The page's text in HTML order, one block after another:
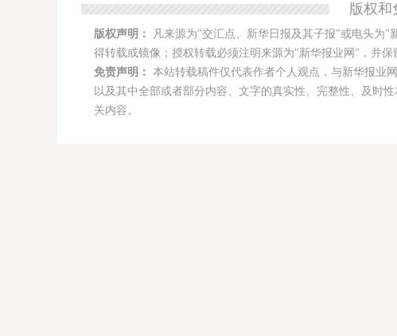
版权和
版权声明：
凡来源为"交汇点、新华日报及其子报"或电头为"
得转载或镜像；授权转载必须注明来源为"新华报业网"，并保
免责声明： 本站转载稿件仅代表作者个人观点，与新华报业
以及其中全部或者部分内容、文字的真实性、完整性、及时
关内容。